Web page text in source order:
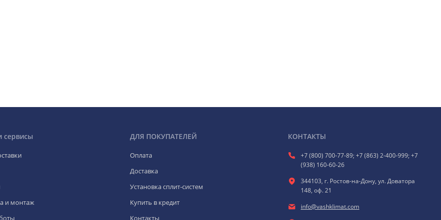
сервисы
и монтаж
ДЛЯ ПОКУПАТЕЛЕЙ
Оплата
Доставка
Установка сплит-систем
Купить в кредит
КОНТАКТЫ
+7 (800) 700-77-89; +7 (863) 2-400-999; +7
(938) 160-60-26
344103, г. Ростов-на-Дону, ул. Доватора
148, оф. 21
info@vashklimat.com